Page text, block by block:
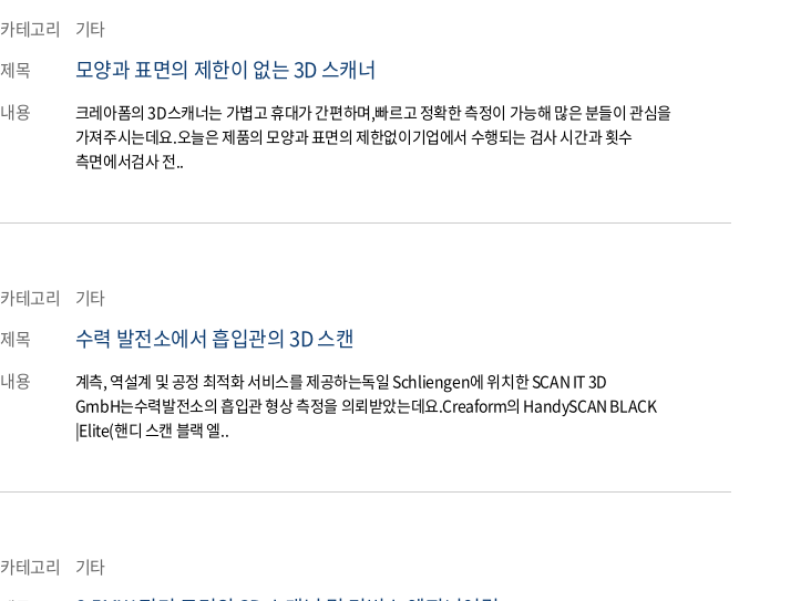
카테고리
기타
제목
모양과 표면의 제한이 없는 3D 스캐너
내용
크레아폼의 3D스캐너는 가볍고 휴대가 간편하며,빠르고 정확한 측정이 가능해 많은 분들이 관심을
가져주시는데요.​오늘은 제품의 모양과 표면의 제한없이기업에서 수행되는 검사 시간과 횟수
측면에서검사 전..
카테고리
기타
제목
수력 발전소에서 흡입관의 3D 스캔
내용
​계측, 역설계 및 공정 최적화 서비스를 제공하는독일 Schliengen에 위치한 SCAN IT 3D
GmbH는수력발전소의 흡입관 형상 측정을 의뢰받았는데요.​Creaform의 HandySCAN BLACK
|Elite(핸디 스캔 블랙 엘..
카테고리
기타